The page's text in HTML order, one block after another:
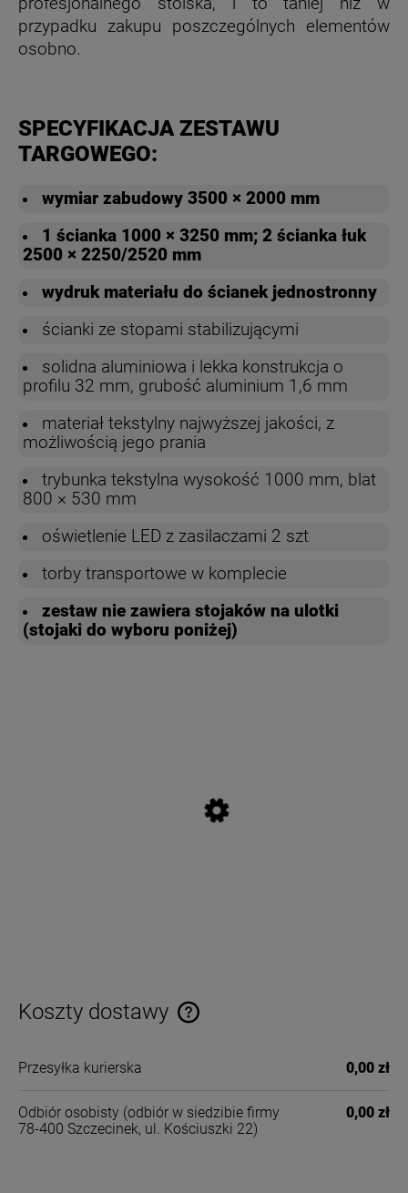
przypadku zakupu poszczególnych elementów
osobno.
SPECYFIKACJA ZESTAWU
TARGOWEGO:
wymiar zabudowy 3500 × 2000 mm
1 ścianka 1000 × 3250 mm; 2 ścianka łuk
2500 × 2250/2520 mm
wydruk materiału do ścianek jednostronny
ścianki ze stopami stabilizującymi
solidna aluminiowa i lekka konstrukcja o
profilu 32 mm, grubość aluminium 1,6 mm
materiał tekstylny najwyższej jakości, z
możliwością jego prania
trybunka tekstylna wysokość 1000 mm, blat
800 × 530 mm
oświetlenie LED z zasilaczami 2 szt
torby transportowe w komplecie
zestaw nie zawiera stojaków na ulotki
(stojaki do wyboru poniżej)
Koszty dostawy
Cena nie zawiera ewentualnych kosztów płatności
Przesyłka kurierska 0,00 zł
Odbiór osobisty (odbiór w siedzibie firmy
78-400 Szczecinek, ul. Kościuszki 22)
0,00 zł